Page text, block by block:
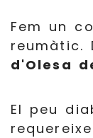
Fem un
reumàtic.
d'Olesa
El peu